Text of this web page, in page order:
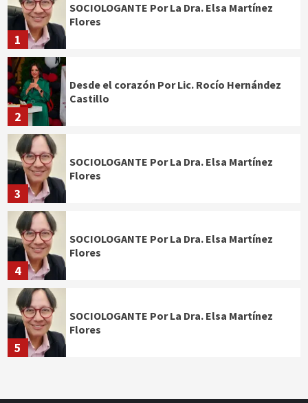
1
SOCIOLOGANTE Por La Dra. Elsa Martínez
Flores
2
Desde el corazón Por Lic. Rocío Hernández
Castillo
3
SOCIOLOGANTE Por La Dra. Elsa Martínez
Flores
4
SOCIOLOGANTE Por La Dra. Elsa Martínez
Flores
5
SOCIOLOGANTE Por La Dra. Elsa Martínez
Flores